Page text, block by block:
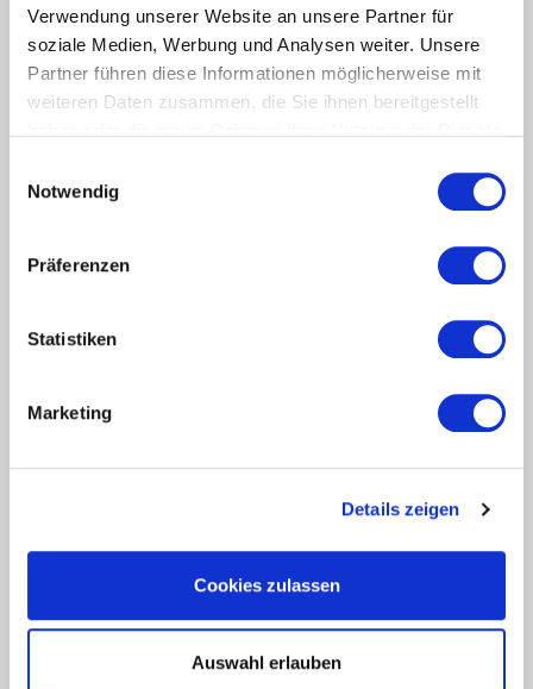
Verwendung unserer Website an unsere Partner für
soziale Medien, Werbung und Analysen weiter. Unsere
Partner führen diese Informationen möglicherweise mit
weiteren Daten zusammen, die Sie ihnen bereitgestellt
Notwendig
Präferenzen
Statistiken
Marketing
Details zeigen
Cookies zulassen
Auswahl erlauben
weiterlesen
Wir unterstützen Behörden, Unternehmen und alle
den Arbeitsmarkt beschäftigen.
weiterlesen
Jobnet Solutions: digitale Lösungen für mehr und
auf hohem fachlichen und technischen Niveau